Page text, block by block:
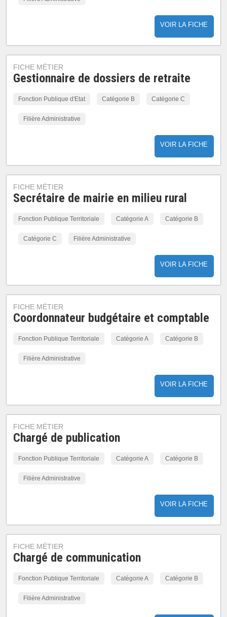
VOIR LA FICHE
FICHE MÉTIER
Gestionnaire de dossiers de retraite
Fonction Publique d'Etat Catégorie B Catégorie C
Filière Administrative
VOIR LA FICHE
FICHE MÉTIER
Secrétaire de mairie en milieu rural
Fonction Publique Territoriale Catégorie A Catégorie B
Catégorie C Filière Administrative
VOIR LA FICHE
FICHE MÉTIER
Coordonnateur budgétaire et comptable
Fonction Publique Territoriale Catégorie A Catégorie B
Filière Administrative
VOIR LA FICHE
FICHE MÉTIER
Chargé de publication
Fonction Publique Territoriale Catégorie A Catégorie B
Filière Administrative
VOIR LA FICHE
FICHE MÉTIER
Chargé de communication
Fonction Publique Territoriale Catégorie A Catégorie B
Filière Administrative